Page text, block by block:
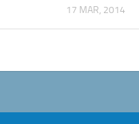
17 MAR, 2014